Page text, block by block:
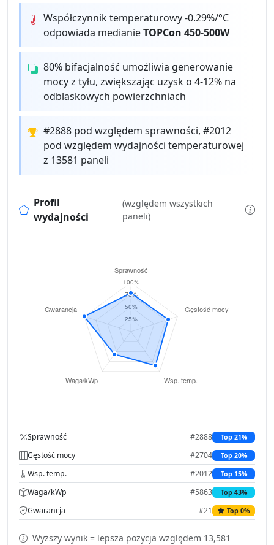
Współczynnik temperaturowy -0.29%/°C
odpowiada medianieTOPCon 450-500W
80% bifacjalność umożliwia generowanie
mocy z tyłu, zwiększając uzysk o 4-12% na
odblaskowych powierzchniach
#2888 pod względem sprawności, #2012
pod względem wydajności temperaturowej
z 13581 paneli
Profil
wydajności
(względem wszystkich
paneli)
Sprawność #2888 Top 21%
Gęstość mocy #2704 Top 20%
Wsp. temp. #2012 Top 15%
Waga/kWp #5863 Top 43%
Gwarancja #21 Top 0%
Wyższy wynik = lepsza pozycja względem 13,581